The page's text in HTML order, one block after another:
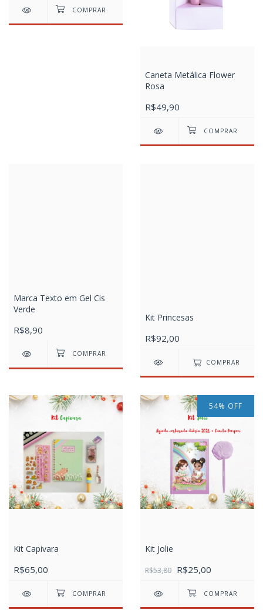
Caneta Metálica Flower
Rosa
R$49,90
Marca Texto em Gel Cis
Verde
R$8,90
Kit Princesas
R$92,00
COMPRAR
Kit Capivara
R$65,00
54% OFF
Kit Jolie
R$53,80 R$25,00